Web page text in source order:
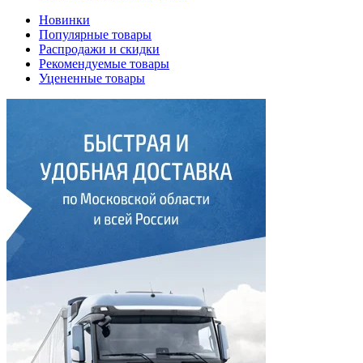
Новинки
Популярные товары
Распродажи и скидки
Рекомендуемые товары
Уцененные товары